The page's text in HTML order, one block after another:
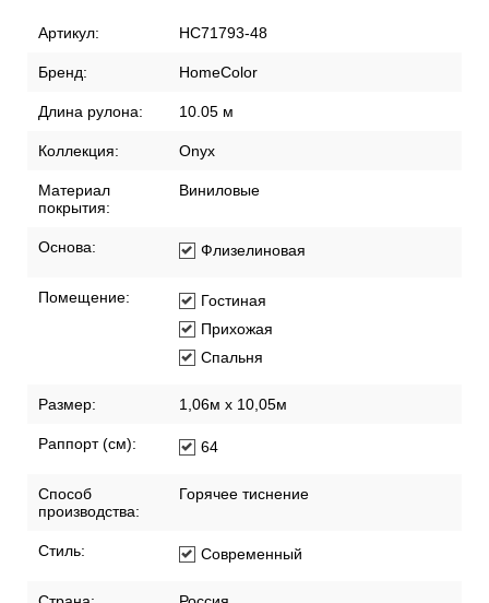
Артикул: HC71793-48
Бренд: HomeColor
Длина рулона: 10.05 м
Коллекция: Onyx
Материал
покрытия:
Виниловые
Основа: Флизелиновая
Помещение:
Гостиная
Прихожая
Спальня
Размер: 1,06м х 10,05м
Раппорт (см): 64
Способ
производства:
Горячее тиснение
Стиль: Современный